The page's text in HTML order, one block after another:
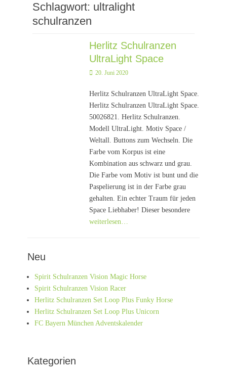
Schlagwort: ultralight
schulranzen
Herlitz Schulranzen
UltraLight Space
Posted
20. Juni 2020
Herlitz Schulranzen UltraLight Space.
Herlitz Schulranzen UltraLight Space.
50026821. Herlitz Schulranzen.
Modell UltraLight. Motiv Space /
Weltall. Buttons zum Wechseln. Die
Farbe vom Korpus ist eine
Kombination aus schwarz und grau.
Die Farbe vom Motiv ist bunt und die
Paspelierung ist in der Farbe grau
gehalten. Ein echter Traum für jeden
Space Liebhaber! Dieser besondere
weiterlesen…
Neu
Spirit Schulranzen Vision Magic Horse
Spirit Schulranzen Vision Racer
Herlitz Schulranzen Set Loop Plus Funky Horse
Herlitz Schulranzen Set Loop Plus Unicorn
FC Bayern München Adventskalender
Kategorien